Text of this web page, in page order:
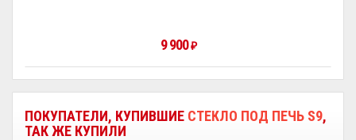
9 900₽
ПОКУПАТЕЛИ, КУПИВШИЕ СТЕКЛО ПОД ПЕЧЬ S9,
ТАК ЖЕ КУПИЛИ